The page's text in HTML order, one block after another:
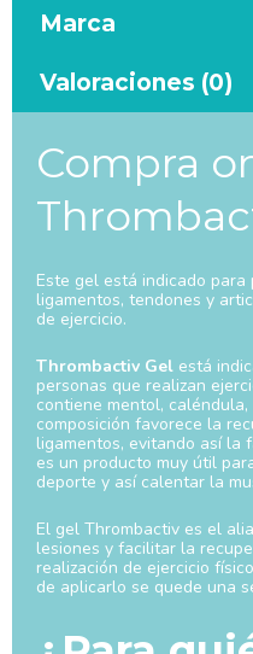
Marca
Valoraciones (0)
Compra
Este gel está indicado
ligamentos, tendones y
de ejercicio.
Thrombactiv Gel está
personas que realizan
contiene mentol,
composición favorece la
ligamentos, evitando así la
es un producto muy útil
deporte y así calentar la
El gel Thrombactiv es el
lesiones y facilitar la
realización de ejercicio
de aplicarlo se quede una